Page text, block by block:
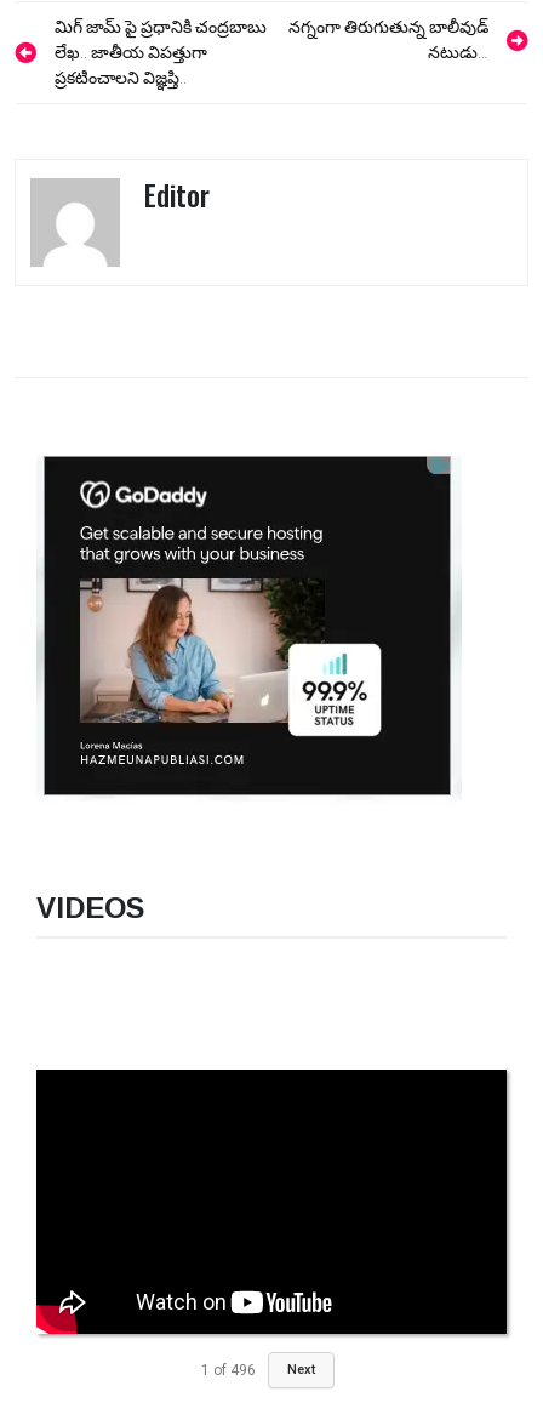
Post
navigation
మిగ్ జామ్ పై ప్రధానికి చంద్రబాబు
లేఖ.. జాతీయ విపత్తుగా
ప్రకటించాలని విజ్ఞప్తి..
న‌గ్నంగా తిరుగుతున్న బాలీవుడ్
న‌టుడు…
Editor
VIDEOS
1 of 496 Next